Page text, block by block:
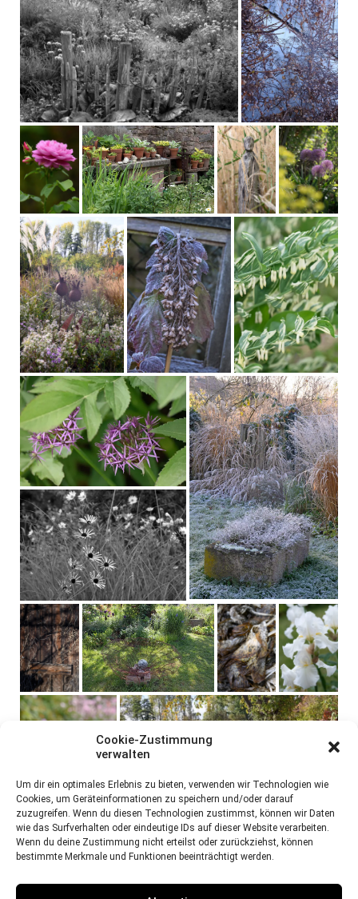
Cookie-Zustimmung
verwalten
Um dir ein optimales Erlebnis zu bieten, verwenden wir Technologien wie
Cookies, um Geräteinformationen zu speichern und/oder darauf
zuzugreifen. Wenn du diesen Technologien zustimmst, können wir Daten
wie das Surfverhalten oder eindeutige IDs auf dieser Website verarbeiten.
Wenn du deine Zustimmung nicht erteilst oder zurückziehst, können
bestimmte Merkmale und Funktionen beeinträchtigt werden.